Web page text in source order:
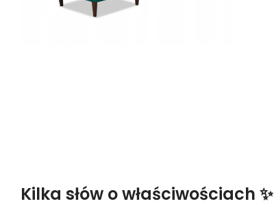
Kilka słów o właściwościach ✨